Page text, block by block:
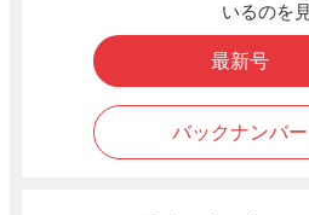
いるのを
最新号
バックナンバー